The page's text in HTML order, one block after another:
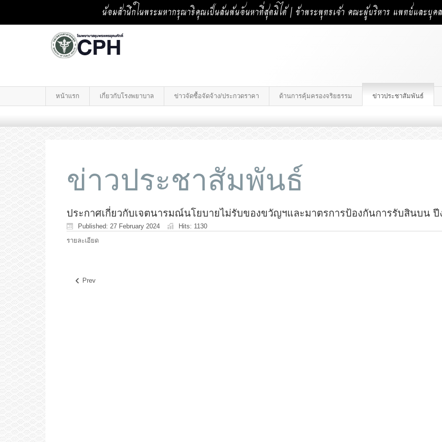
น้อมสำนึกในพระมหากรุณาธิคุณเป็นล้นพ้นอันหาที่สุดมิได้ | ข้าพระพุทธเจ้า คณะผู้บริหาร แพทย์และบุค
หน้าแรก เกี่ยวกับโรงพยาบาล ข่าวจัดซื้อจัดจ้าง/ประกวดราคา ด้านการคุ้มครองจริยธรรม ข่าวประชาสัมพันธ์
ข่าวประชาสัมพันธ์
ประกาศเกี่ยวกับเจตนารมณ์นโยบายไม่รับของขวัญฯและมาตรการป้องกันการรับสินบน
Published: 27 February 2024
Hits: 1130
รายละเอียด
Prev